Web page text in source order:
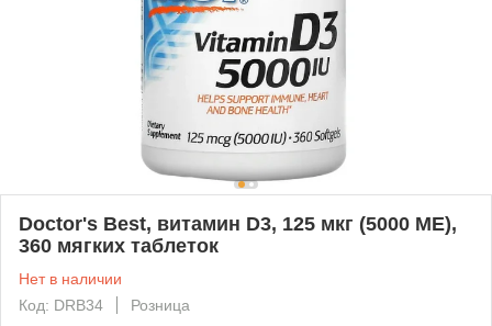
Doctor's Best, витамин D3, 125 мкг (5000 МЕ),
360 мягких таблеток
Нет в наличии
Код: DRB34
Розница